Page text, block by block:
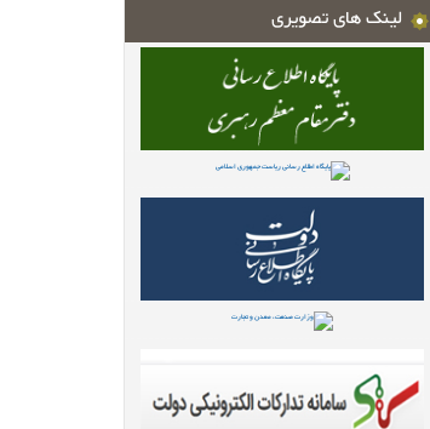
لینک های تصویری